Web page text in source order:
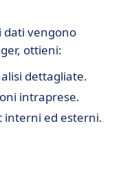
dati vengono
ottieni:
dettagliate.
intraprese.
interni ed esterni.